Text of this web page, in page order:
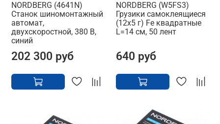
NORDBERG (4641N)
Станок шиномонтажный
автомат,
двухскоростной, 380 В,
синий
202 300 руб
NORDBERG (W5FS3)
Грузики самоклеящиеся
(12х5 г) Fe квадратные
L=14 см, 50 лент
640 руб